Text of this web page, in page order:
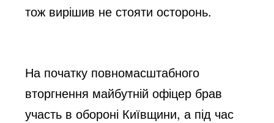
тож вирішив не стояти осторонь.
На початку повномасштабного
вторгнення майбутній офіцер брав
участь в обороні Київщини, а під час